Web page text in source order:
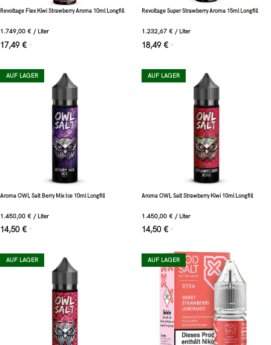
Revoltage Flex Kiwi Strawberry Aroma 10ml Longfill
1.749,00 € / Liter
17,49 € *
Revoltage Super Strawberry Aroma 15ml Longfill
1.232,67 € / Liter
18,49 € *
AUF LAGER
Aroma OWL Salt Berry Mix Ice 10ml Longfill
1.450,00 € / Liter
14,50 € *
AUF LAGER
Aroma OWL Salt Strawberry Kiwi 10ml Longfill
1.450,00 € / Liter
14,50 € *
AUF LAGER AUF LAGER